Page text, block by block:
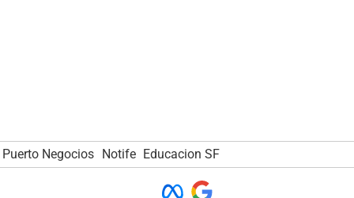
Puerto Negocios Notife Educacion SF